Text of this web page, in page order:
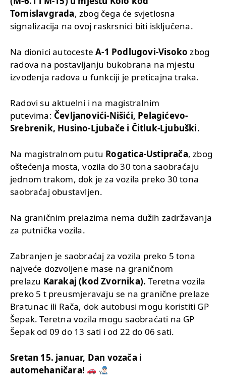
Tomislavgrada, zbog čega će svjetlosna
signalizacija na ovoj raskrsnici biti isključena.
Na dionici autocesteA-1 Podlugovi-Visoko zbog
radova na postavljanju bukobrana na mjestu
izvođenja radova u funkciji je preticajna traka.
Radovi su aktuelni i na magistralnim
putevima: Čevljanovići-Nišići, Pelagićevo-
Srebrenik, Husino-Ljubače i Čitluk-Ljubuški.
Na magistralnom putu Rogatica-Ustiprača, zbog
oštećenja mosta, vozila do 30 tona saobraćaju
jednom trakom, dok je za vozila preko 30 tona
saobraćaj obustavljen.
Na graničnim prelazima nema dužih zadržavanja
za putnička vozila.
Zabranjen je saobraćaj za vozila preko 5 tona
najveće dozvoljene mase na graničnom
prelazu Karakaj (kod Zvornika). Teretna vozila
preko 5 t preusmjeravaju se na granične prelaze
Bratunac ili Rača, dok autobusi mogu koristiti GP
Šepak. Teretna vozila mogu saobraćati na GP
Šepak od 09 do 13 sati i od 22 do 06 sati.
Sretan 15. januar, Dan vozača i
automehaničara!